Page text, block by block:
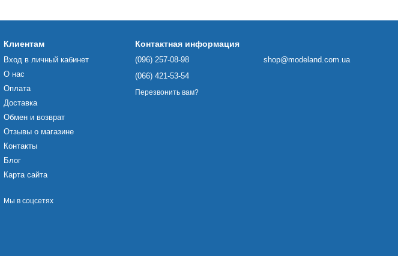
Клиентам
Вход в личный кабинет
О нас
Оплата
Доставка
Обмен и возврат
Отзывы о магазине
Контакты
Блог
Карта сайта
Мы в соцсетях
Контактная информация
(096) 257-08-98
(066) 421-53-54
Перезвонить вам?
shop@modeland.com.ua